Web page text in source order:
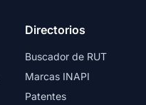
Directorios
Buscador de RUT
Marcas INAPI
Patentes